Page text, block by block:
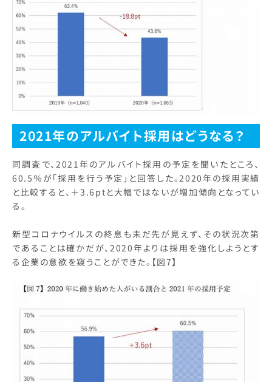
2021年のアルバイト採用はどうなる？
同調査で、2021年のアルバイト採用の予定を聞いたところ、
60.5％が「採用を行う予定」と回答した。2020年の採用実績
と比較すると、＋3.6ptと大幅ではないが増加傾向となってい
る。
新型コロナウイルスの終息も未だ先が見えず、その状況次第
であることは確かだが、2020年よりは採用を強化しようとす
る企業の意欲を窺うことができた。【図7】